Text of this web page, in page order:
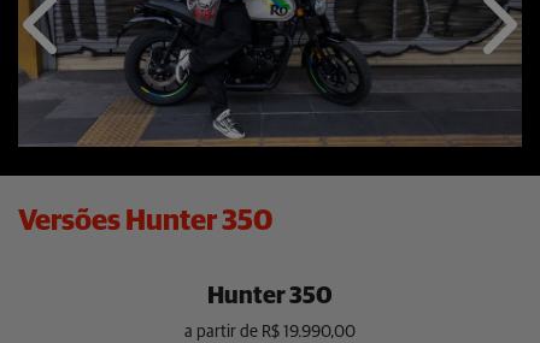
Anterior
Versões Hunter 350
Hunter 350
a partir de R$ 19.990,00